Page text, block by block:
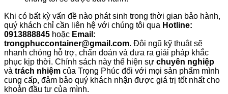
Khi có bất kỳ vấn đề nào phát sinh trong thời gian bảo hành,
quý khách chỉ cần liên hệ với chúng tôi qua Hotline:
0913888845 hoặc Email:
trongphuccontainer@gmail.com. Đội ngũ kỹ thuật sẽ
nhanh chóng hỗ trợ, chẩn đoán và đưa ra giải pháp khắc
phục kịp thời. Chính sách này thể hiện sự chuyên nghiệp
và trách nhiệm của Trọng Phúc đối với mọi sản phẩm mình
cung cấp, đảm bảo quý khách nhận được giá trị tốt nhất cho
khoản đầu tư của mình.